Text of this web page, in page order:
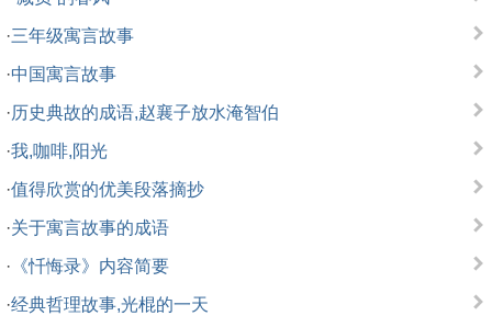
·三年级寓言故事
·中国寓言故事
·历史典故的成语,赵襄子放水淹智伯
·我,咖啡,阳光
·值得欣赏的优美段落摘抄
·关于寓言故事的成语
· 《忏悔录》内容简要
·经典哲理故事,光棍的一天